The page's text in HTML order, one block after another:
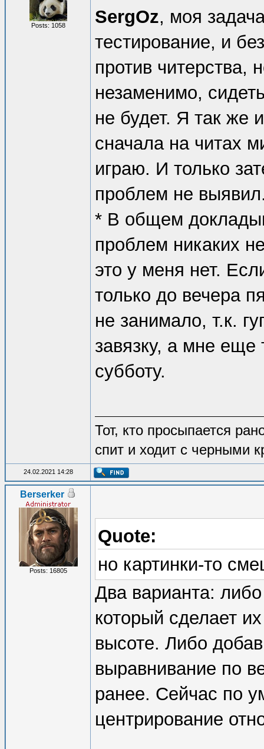
Posts: 1058 SergOz, моя
тестирование, и
против читерства,
незаменимо,
не будет. Я так же
сначала на читах
играю. И только
проблем не
* В общем
проблем никаких
это у меня нет.
только до вечера
не занимало, т.к.
завязку, а мне
субботу.
Тот, кто просыпается
спит и ходит с черными
24.02.2021 14:28
Berserker
Posts: 16805
Quote:
но картинки-то
Два варианта:
который сделает
высоте. Либо
выравнивание по
ранее. Сейчас по
центрирование